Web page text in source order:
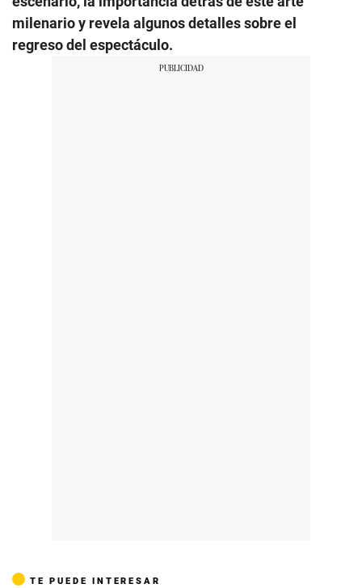
milenario y revela algunos detalles sobre el
regreso del espectáculo.
TE PUEDE INTERESAR